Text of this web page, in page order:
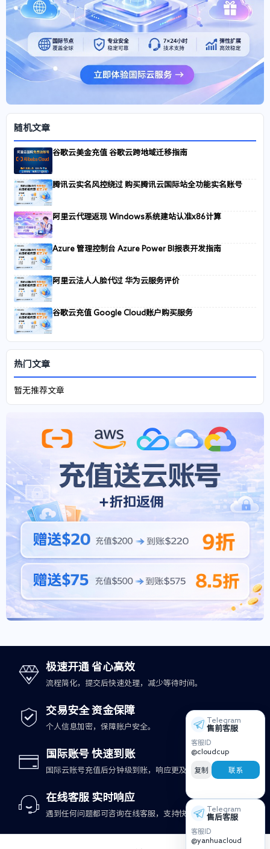
随机文章
谷歌云美金充值 谷歌云跨地域迁移指南
腾讯云实名风控绕过 购买腾讯云国际站全功能实名账号
阿里云代理返现 Windows系统建站认准x86计算
Azure 管理控制台 Azure Power BI报表开发指南
阿里云法人人脸代过 华为云服务评价
谷歌云充值 Google Cloud账户购买服务
热门文章
暂无推荐文章
极速开通 省心高效
流程简化，提交后快速处理，减少等待时间。
交易安全 资金保障
个人信息加密，保障账户安全。
国际账号 快速到账
国际云账号充值后分钟级到账，响应更及时。
在线客服 实时响应
遇到任何问题都可咨询在线客服，支持快速处理。
Telegram
售前客服
客服ID
@cloudcup
复制 联系
Telegram
售后客服
客服ID
@yanhuacloud